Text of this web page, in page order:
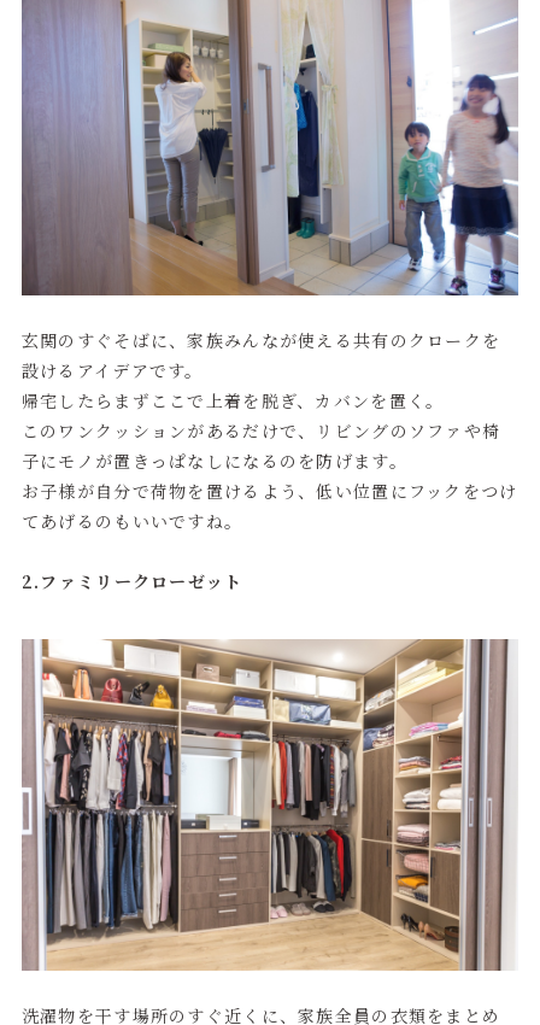
玄関のすぐそばに、家族みんなが使える共有のクロークを
設けるアイデアです。
帰宅したらまずここで上着を脱ぎ、カバンを置く。
このワンクッションがあるだけで、リビングのソファや椅
子にモノが置きっぱなしになるのを防げます。
お子様が自分で荷物を置けるよう、低い位置にフックをつけ
てあげるのもいいですね。
2.ファミリークローゼット
洗濯物を干す場所のすぐ近くに、家族全員の衣類をまとめ